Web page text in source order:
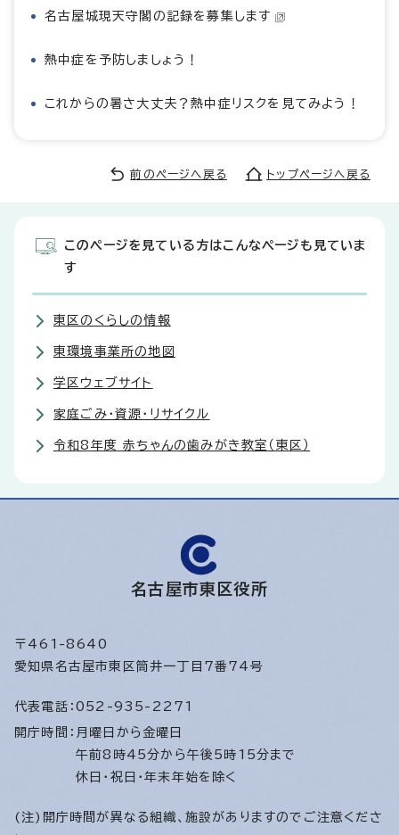
名古屋城現天守閣の記録を募集します
熱中症を予防しましょう！
これからの暑さ大丈夫？熱中症リスクを見てみよう！
前のページへ戻る トップページへ戻る
このページを見ている方はこんなページも見ていま
す
東区のくらしの情報
東環境事業所の地図
学区ウェブサイト
家庭ごみ・資源・リサイクル
令和8年度 赤ちゃんの歯みがき教室（東区）
名古屋市東区役所
〒461-8640
愛知県名古屋市東区筒井一丁目7番74号
代表電話： 052-935-2271
開庁時間： 月曜日から金曜日
午前8時45分から午後5時15分まで
休日・祝日・年末年始を除く
(注)開庁時間が異なる組織、施設がありますのでご注意くださ